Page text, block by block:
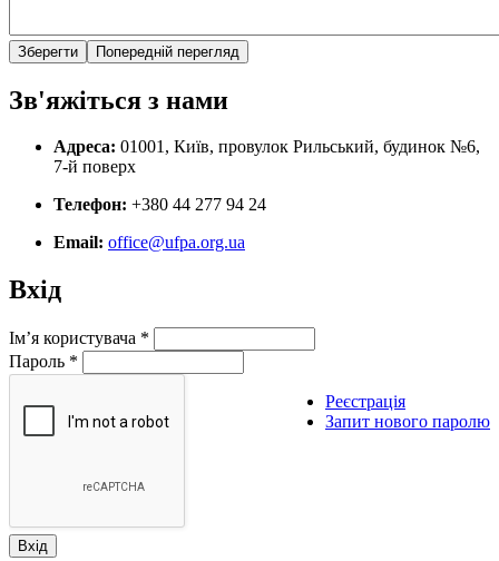
Зв'яжіться з нами
Адреса: 01001, Київ, провулок Рильський, будинок №6,
7-й поверх
Телефон: +380 44 277 94 24
Email: office@ufpa.org.ua
Вхід
Ім’я користувача *
Пароль *
Реєстрація
Запит нового паролю